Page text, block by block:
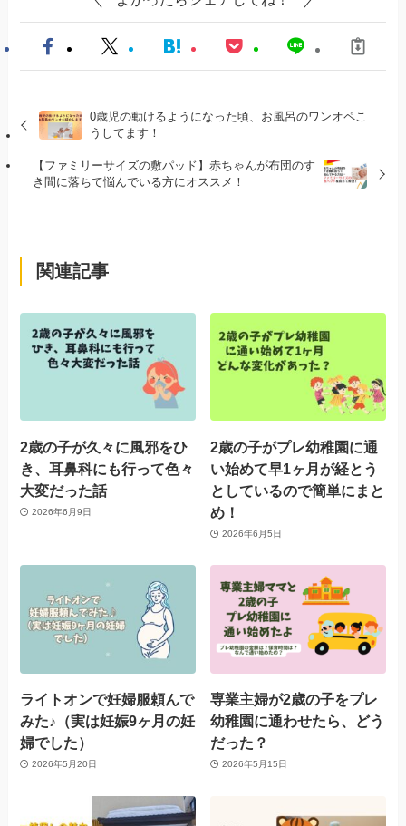
0歳児の動けるようになった頃、お風呂のワンオペこ
うしてます！
【ファミリーサイズの敷パッド】赤ちゃんが布団のす
き間に落ちて悩んでいる方にオススメ！
関連記事
2歳の子が久々に風邪をひ
き、耳鼻科にも行って色々
大変だった話
2026年6月9日
2歳の子がプレ幼稚園に通
い始めて早1ヶ月が経とう
としているので簡単にまと
め！
2026年6月5日
ライトオンで妊婦服頼んで
みた♪（実は妊娠9ヶ月の妊
婦でした）
2026年5月20日
専業主婦が2歳の子をプレ
幼稚園に通わせたら、どう
だった？
2026年5月15日